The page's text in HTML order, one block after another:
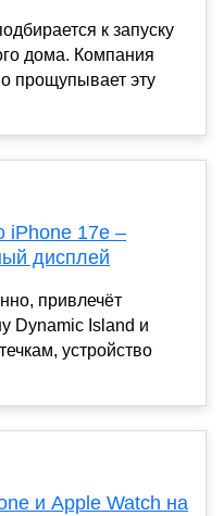
к запуску
дома. Компания
прощупывает эту
iPhone 17e –
дисплей
привлечёт
Dynamic Island и
устройство
и Apple Watch на